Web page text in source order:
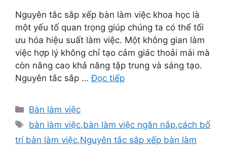
Nguyên tắc sắp xếp bàn làm việc khoa học là
một yếu tố quan trọng giúp chúng ta có thể tối
ưu hóa hiệu suất làm việc. Một không gian làm
việc hợp lý không chỉ tạo cảm giác thoải mái mà
còn nâng cao khả năng tập trung và sáng tạo.
Nguyên tắc sắp …Đọc tiếp
Danh
mục
Bàn làm việc
Thẻ
bàn làm việc,bàn làm việc ngăn nắp,cách bố
trí bàn làm việc,Nguyên tắc sắp xếp bàn làm